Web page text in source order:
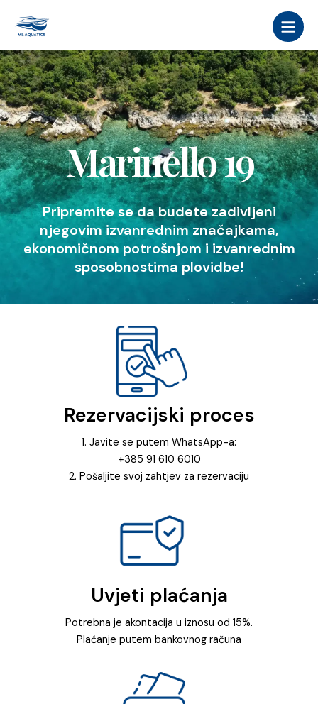
content
Marinello 19
Pripremite se da budete zadivljeni
njegovim izvanrednim značajkama,
ekonomičnom potrošnjom i izvanrednim
sposobnostima plovidbe!
Rezervacijski proces
1. Javite se putem WhatsApp-a:
+385 91 610 6010
2. Pošaljite svoj zahtjev za rezervaciju
Uvjeti plaćanja
Potrebna je akontacija u iznosu od 15%.
Plaćanje putem bankovnog računa